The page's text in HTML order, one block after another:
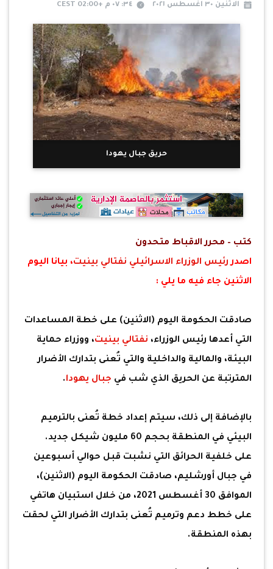
الاثنين ٣٠ اغسطس ٢٠٢١
٣٤: ٠٧ م +02:00 CEST
حريق جبال يهودا
كتب – محرر الاقباط متحدون
اصدررئيس الوزراء الاسرائيلي نفتالي بينيت، بيانا اليوم
الاثنين جاء فيه ما يلي :
صادقت الحكومة اليوم (الاثنين) على خطة المساعدات
التي أعدها رئيس الوزراء، نفتالي بينيت، ووزراء حماية
البيئة، والمالية والداخلية والتي تُعنى بتدارك الأضرار
المترتبة عن الحريق الذي شب في جبال يهودا.
بالإضافة إلى ذلك، سيتم إعداد خطة تُعنى بالترميم
البيئي في المنطقة بحجم 60 مليون شيكل جديد.
على خلفية الحرائق التي نشبت قبل حوالي أسبوعين
في جبال أورشليم، صادقت الحكومة اليوم (الاثنين)،
الموافق 30 أغسطس 2021، من خلال استبيان هاتفي
على خطط دعم وترميم تُعنى بتدارك الأضرار التي لحقت
بهذه المنطقة.